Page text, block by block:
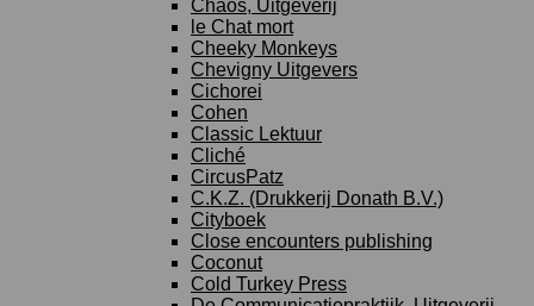
Chaos, Uitgeverij
le Chat mort
Cheeky Monkeys
Chevigny Uitgevers
Cichorei
Cohen
Classic Lektuur
Cliché
CircusPatz
C.K.Z. (Drukkerij Donath B.V.)
Cityboek
Close encounters publishing
Coconut
Cold Turkey Press